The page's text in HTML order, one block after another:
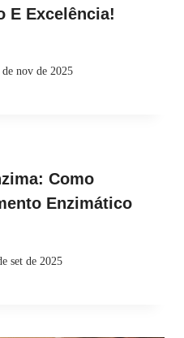
E Excelência!
de nov de 2025
Como
Enzimático
set de 2025